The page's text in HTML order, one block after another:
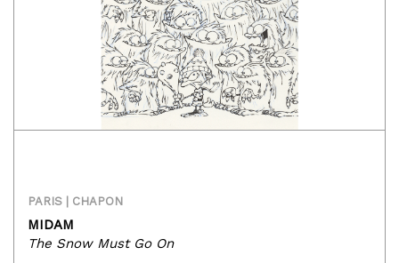
PARIS | CHAPON
MIDAM
The Snow Must Go On